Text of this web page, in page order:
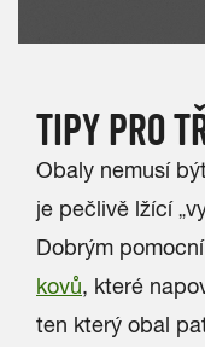
TIPY PRO
Obaly nemusí
je pečlivě lžící
Dobrým
kovů, které
ten který obal